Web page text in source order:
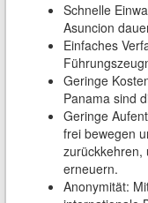
Schnelle
Asuncion
Einfaches
Geringe
Panama sind
Geringe
frei bewegen
zurückkehren,
erneuern.
Anonymität: